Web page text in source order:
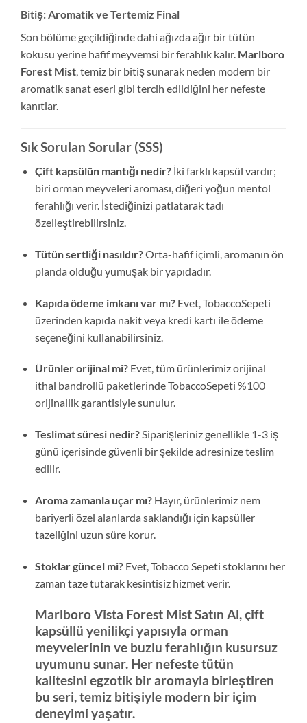
Bitiş: Aromatik ve Tertemiz Final
Son bölüme geçildiğinde dahi ağızda ağır bir tütün
kokusu yerine hafif meyvemsi bir ferahlık kalır. Marlboro
Forest Mist , temiz bir bitiş sunarak neden modern bir
aromatik sanat eseri gibi tercih edildiğini her nefeste
kanıtlar.
Sık Sorulan Sorular (SSS)
Çift kapsülün mantığı nedir?İki farklı kapsül vardır;
biri orman meyveleri aroması, diğeri yoğun mentol
ferahlığı verir. İstediğinizi patlatarak tadı
özelleştirebilirsiniz.
Tütün sertliği nasıldır?Orta-hafif içimli, aromanın ön
planda olduğu yumuşak bir yapıdadır.
Kapıda ödeme imkanı var mı?Evet, TobaccoSepeti
üzerinden kapıda nakit veya kredi kartı ile ödeme
seçeneğini kullanabilirsiniz.
Ürünler orijinal mi?Evet, tüm ürünlerimiz orijinal
ithal bandrollü paketlerinde TobaccoSepeti %100
orijinallik garantisiyle sunulur.
Teslimat süresi nedir?Siparişleriniz genellikle 1-3 iş
günü içerisinde güvenli bir şekilde adresinize teslim
edilir.
Aroma zamanla uçar mı?Hayır, ürünlerimiz nem
bariyerli özel alanlarda saklandığı için kapsüller
tazeliğini uzun süre korur.
Stoklar güncel mi?Evet, Tobacco Sepeti stoklarını her
zaman taze tutarak kesintisiz hizmet verir.
Marlboro Vista Forest Mist Satın Al, çift
kapsüllü yenilikçi yapısıyla orman
meyvelerinin ve buzlu ferahlığın kusursuz
uyumunu sunar. Her nefeste tütün
kalitesini egzotik bir aromayla birleştiren
bu seri, temiz bitişiyle modern bir içim
deneyimi yaşatır.